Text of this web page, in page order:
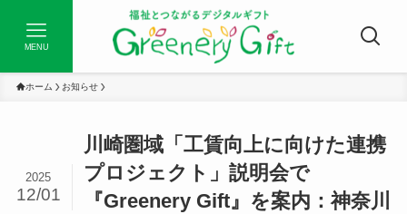
MENU
ホーム お知らせ
川崎圏域「工賃向上に向けた連携
プロジェクト」説明会で
『Greenery Gift』を案内：神奈川
2025
12/01